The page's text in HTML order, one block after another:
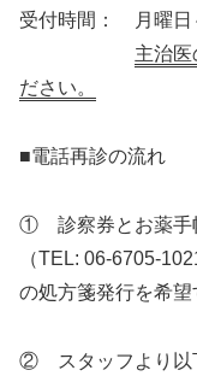
受付時間： 月曜日
主治医
ださい。
■電話再診の流れ
① 診察券とお薬手
（TEL: 06-6705-
の処方箋発行を希望
② スタッフより以